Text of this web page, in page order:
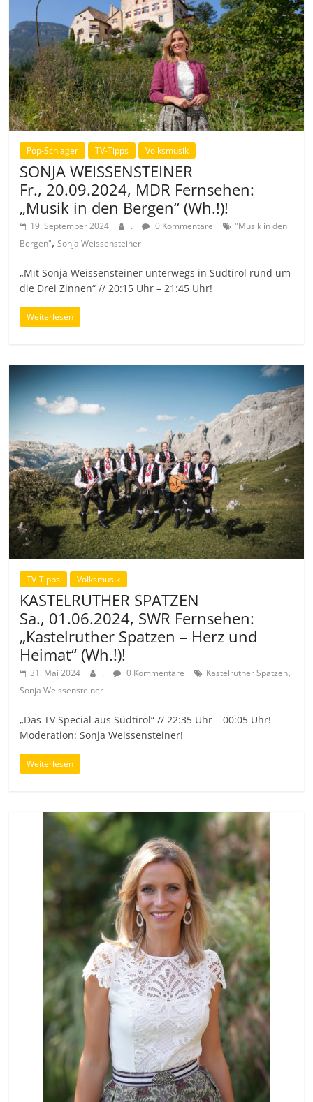
Pop-Schlager TV-Tipps Volksmusik
SONJA WEISSENSTEINER
Fr., 20.09.2024, MDR Fernsehen:
„Musik in den Bergen“ (Wh.!)!
19. September 2024 . 0 Kommentare
"Musik in den
Bergen",Sonja Weissensteiner
„Mit Sonja Weissensteiner unterwegs in Südtirol rund um
die Drei Zinnen“ // 20:15 Uhr – 21:45 Uhr!
Weiterlesen
TV-Tipps Volksmusik
KASTELRUTHER SPATZEN
Sa., 01.06.2024, SWR Fernsehen:
„Kastelruther Spatzen – Herz und
Heimat“ (Wh.!)!
31. Mai 2024 . 0 Kommentare Kastelruther Spatzen,
Sonja Weissensteiner
„Das TV Special aus Südtirol“ // 22:35 Uhr – 00:05 Uhr!
Moderation: Sonja Weissensteiner!
Weiterlesen